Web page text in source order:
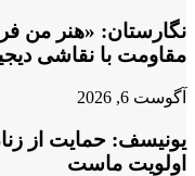
نگارستان: «هنر من
مقاومت با نقاشی
آگوست 6, 2026
یونیسف: حمایت از
اولویت ماست